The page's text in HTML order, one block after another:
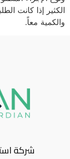
الكثير إذا كانت
والكمية معاً.
شركة